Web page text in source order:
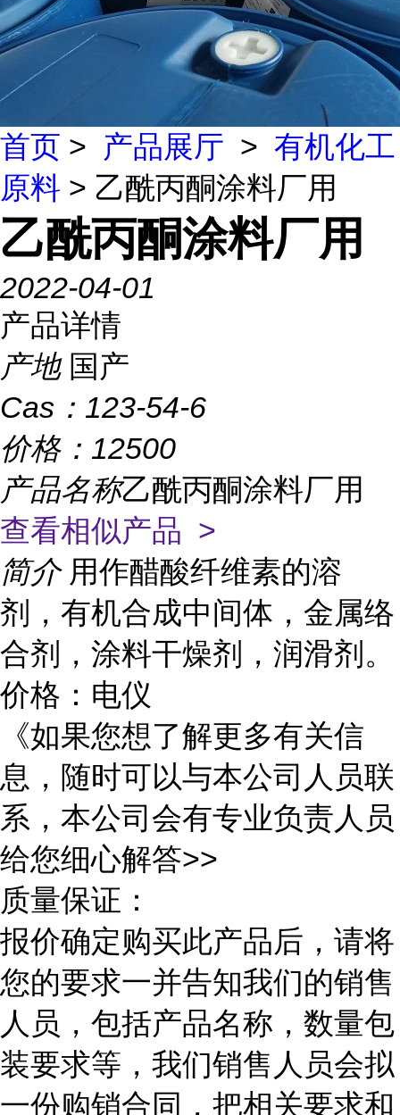
首页 > 产品展厅 > 有机化工
原料 > 乙酰丙酮涂料厂用
乙酰丙酮涂料厂用
2022-04-01
产品详情
产地 国产
Cas： 123-54-6
价格： 12500
产品名称乙酰丙酮涂料厂用
查看相似产品 >
简介 用作醋酸纤维素的溶
剂，有机合成中间体，金属络
合剂，涂料干燥剂，润滑剂。
价格：电仪
《如果您想了解更多有关信
息，随时可以与本公司人员联
系，本公司会有专业负责人员
给您细心解答>>
质量保证：
报价确定购买此产品后，请将
您的要求一并告知我们的销售
人员，包括产品名称，数量包
装要求等，我们销售人员会拟
一份购销合同，把相关要求和